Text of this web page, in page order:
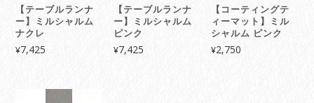
【テーブルランナ
ー】ミルシャルム
ナクレ
¥7,425
【テーブルランナ
ー】ミルシャルム
ピンク
¥7,425
【コーティングテ
ィーマット】ミル
シャルム ピンク
¥2,750